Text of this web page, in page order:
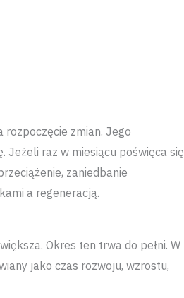
rozpoczęcie zmian. Jego
Jeżeli raz w miesiącu poświęca się
zaniedbanie
a regeneracją.
Okres ten trwa do pełni. W
jako czas rozwoju, wzrostu,